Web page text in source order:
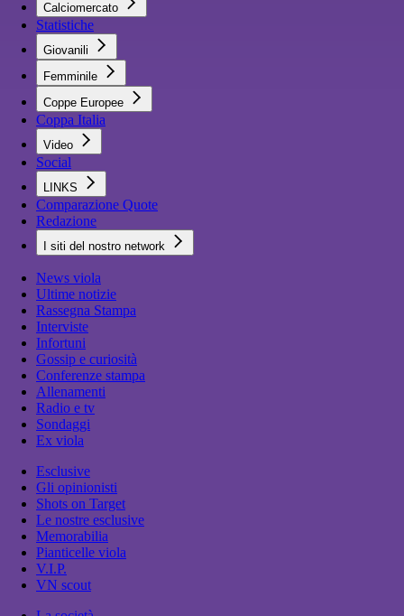
Calciomercato
Statistiche
Giovanili
Femminile
Coppe Europee
Coppa Italia
Video
Social
LINKS
Comparazione Quote
Redazione
I siti del nostro network
News viola
Ultime notizie
Rassegna Stampa
Interviste
Infortuni
Gossip e curiosità
Conferenze stampa
Allenamenti
Radio e tv
Sondaggi
Ex viola
Esclusive
Gli opinionisti
Shots on Target
Le nostre esclusive
Memorabilia
Pianticelle viola
V.I.P.
VN scout